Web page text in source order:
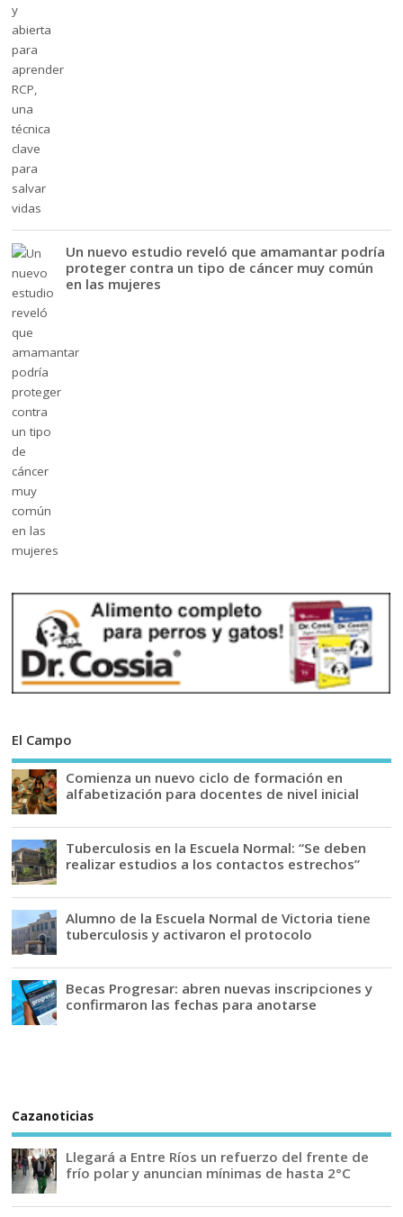
Un nuevo estudio reveló que amamantar podría
proteger contra un tipo de cáncer muy común
en las mujeres
El Campo
Comienza un nuevo ciclo de formación en
alfabetización para docentes de nivel inicial
Tuberculosis en la Escuela Normal: “Se deben
realizar estudios a los contactos estrechos”
Alumno de la Escuela Normal de Victoria tiene
tuberculosis y activaron el protocolo
Becas Progresar: abren nuevas inscripciones y
confirmaron las fechas para anotarse
Cazanoticias
Llegará a Entre Ríos un refuerzo del frente de
frío polar y anuncian mínimas de hasta 2°C